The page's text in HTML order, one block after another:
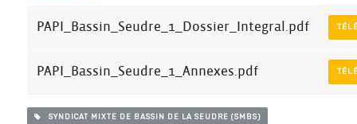
PAPI_Bassin_Seudre_1_Dossier_Integral.pdf
PAPI_Bassin_Seudre_1_Annexes.pdf
SYNDICAT MIXTE DE BASSIN DE LA SEUDRE (SMBS)